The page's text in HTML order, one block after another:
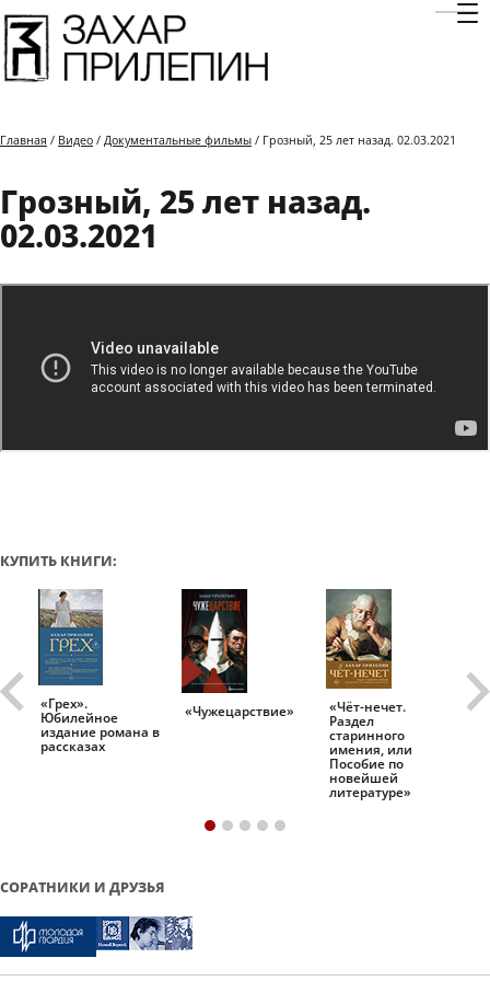
Главная / Видео / Документальные фильмы / Грозный, 25 лет назад. 02.03.2021
Грозный, 25 лет назад.
02.03.2021
КУПИТЬ КНИГИ:
«Грех».
Юбилейное
издание романа в
рассказах
«Чужецарствие» «Чёт-нечет.
Раздел
старинного
имения, или
Пособие по
новейшей
литературе»
СОРАТНИКИ И ДРУЗЬЯ